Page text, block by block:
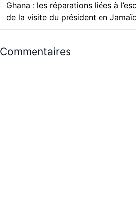
Ghana : les réparations liées à
de la visite du président en
Commentaires